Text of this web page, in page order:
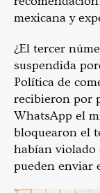
mexicana y
¿El tercer
suspendida
Política de
recibieron por
WhatsApp el
bloquearon el
habían violado
pueden enviar